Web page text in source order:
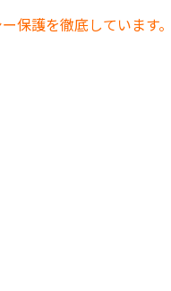
保護を徹底しています。